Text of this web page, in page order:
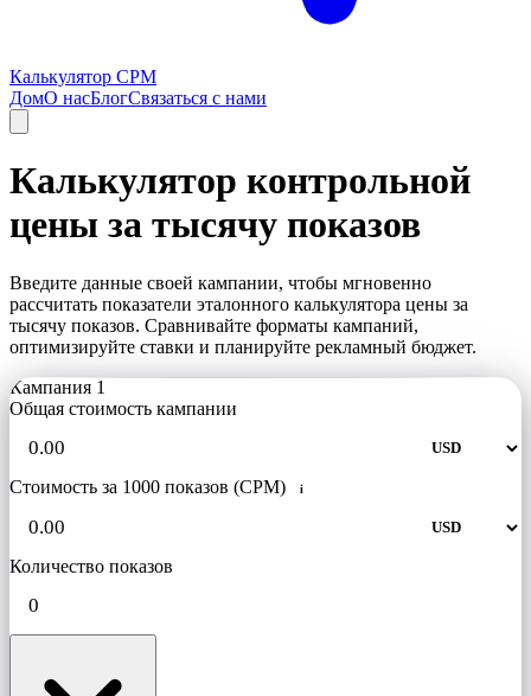
Калькулятор CPM
ДомО насБлогСвязаться с нами
Калькулятор контрольной
цены за тысячу показов
Введите данные своей кампании, чтобы мгновенно
рассчитать показатели эталонного калькулятора цены за
тысячу показов. Сравнивайте форматы кампаний,
оптимизируйте ставки и планируйте рекламный бюджет.
Кампания 1
Общая стоимость кампании
Стоимость за 1000 показов (CPM) i
Количество показов